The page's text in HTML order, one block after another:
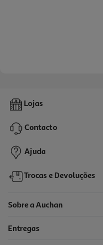
Lip Liner Maybelline On It 05 Nu
9,99 €
Lojas
Contacto
Ajuda
Trocas e Devoluções
Sobre a Auchan
Entregas